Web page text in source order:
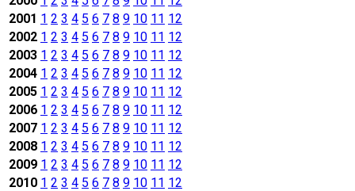
2001 1 2 3 4 5 6 7 8 9 10 11 12
2002 1 2 3 4 5 6 7 8 9 10 11 12
2003 1 2 3 4 5 6 7 8 9 10 11 12
2004 1 2 3 4 5 6 7 8 9 10 11 12
2005 1 2 3 4 5 6 7 8 9 10 11 12
2006 1 2 3 4 5 6 7 8 9 10 11 12
2007 1 2 3 4 5 6 7 8 9 10 11 12
2008 1 2 3 4 5 6 7 8 9 10 11 12
2009 1 2 3 4 5 6 7 8 9 10 11 12
2010 1 2 3 4 5 6 7 8 9 10 11 12